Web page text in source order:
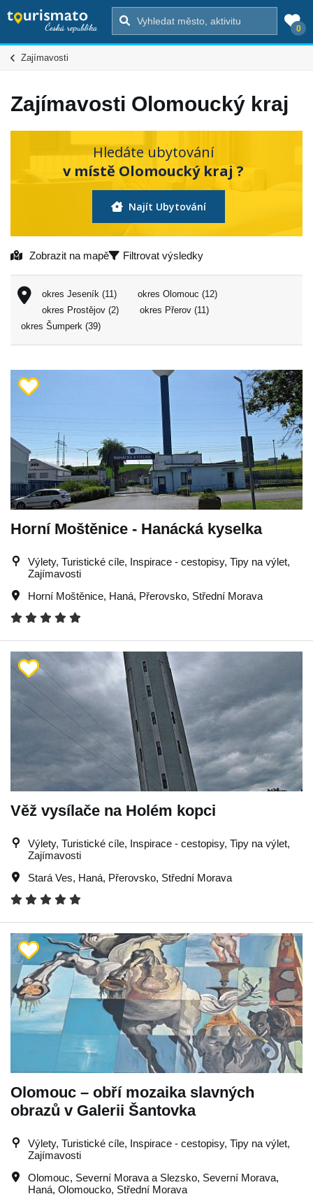
0
Zajímavosti
Zajímavosti Olomoucký kraj
Hledáte ubytování
v místě Olomoucký kraj ?
Najít Ubytování
Zobrazit na mapě Filtrovat výsledky
okres Jeseník (11)
okres Olomouc (12)
okres Prostějov (2)
okres Přerov (11)
okres Šumperk (39)
Horní Moštěnice - Hanácká kyselka
Výlety, Turistické cíle, Inspirace - cestopisy, Tipy na výlet,
Zajímavosti
Horní Moštěnice, Haná, Přerovsko, Střední Morava
Věž vysílače na Holém kopci
Výlety, Turistické cíle, Inspirace - cestopisy, Tipy na výlet,
Zajímavosti
Stará Ves, Haná, Přerovsko, Střední Morava
Olomouc – obří mozaika slavných
obrazů v Galerii Šantovka
Výlety, Turistické cíle, Inspirace - cestopisy, Tipy na výlet,
Zajímavosti
Olomouc, Severní Morava a Slezsko, Severní Morava,
Haná, Olomoucko, Střední Morava